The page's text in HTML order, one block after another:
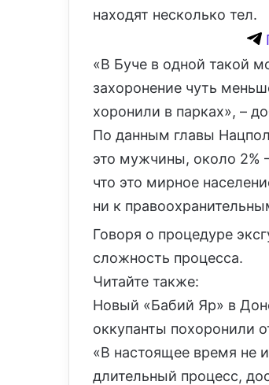
находят несколько тел.
«В Буче в одной такой
захоронение чуть
хоронили в парках», –
По данным главы
это мужчины, около 2%
что это мирное
ни к
Говоря о процедуре
сложность процесса.
Читайте также:
Новый «Бабий Яр» в
оккупанты похоронили
«В настоящее время не
длительный процесс,